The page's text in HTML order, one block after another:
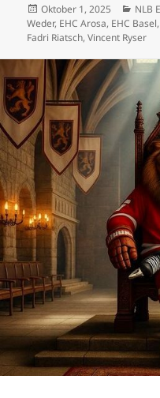
Veröffentlicht
am
Oktober 1, 2025 NLB
Weder, EHC Arosa, EHC Basel,
Fadri Riatsch,Vincent Ryser